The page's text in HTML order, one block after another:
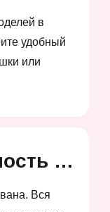
в
удобный
или
Конфиденциальность и анонимность
Вся